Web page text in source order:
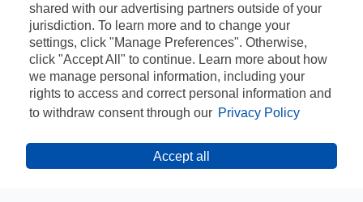
shared with our advertising partners outside of your
jurisdiction. To learn more and to change your
settings, click "Manage Preferences". Otherwise,
click "Accept All" to continue. Learn more about how
we manage personal information, including your
rights to access and correct personal information and
to withdraw consent through our Privacy Policy
Accept all